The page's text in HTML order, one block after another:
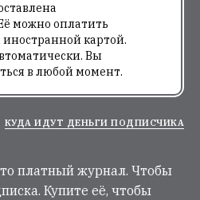
можно оплатить
картой.
Вы
в любой момент.
КУДА ИДУТ ДЕНЬГИ ПОДПИСЧИКА
платный журнал. Чтобы
Купите её, чтобы